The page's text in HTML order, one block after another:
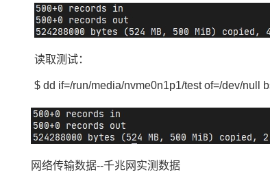
读取测试：
$ dd if=/run/media/nvme0n1p1/test of=/dev/null
网络传输数据--千兆网实测数据